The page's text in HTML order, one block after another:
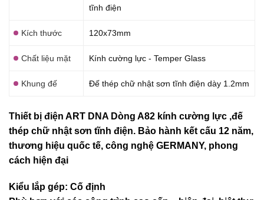
tĩnh điện
Kích thước 120x73mm
Chất liệu mặt Kính cường lực - Temper Glass
Khung đế Đế thép chữ nhật sơn tĩnh điện dày 1.2mm
Thiết bị điện ART DNA Dòng A82 kính cường lực ,đế
thép chữ nhật sơn tĩnh điện. Bảo hành kết cấu 12 năm,
thương hiệu quốc tế, công nghệ GERMANY, phong
cách hiện đại
Kiểu lắp gép: Cố định